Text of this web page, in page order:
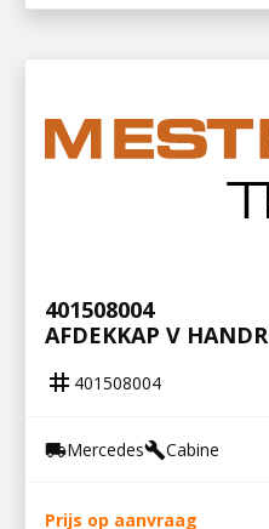
401508004
AFDEKKAP V
tag 401508004
local_shippingMercedesbuildCabine
Prijs op aanvraag